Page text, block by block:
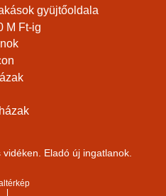
gyüjtőoldala
M Ft-ig
Eladó új ingatlanok.